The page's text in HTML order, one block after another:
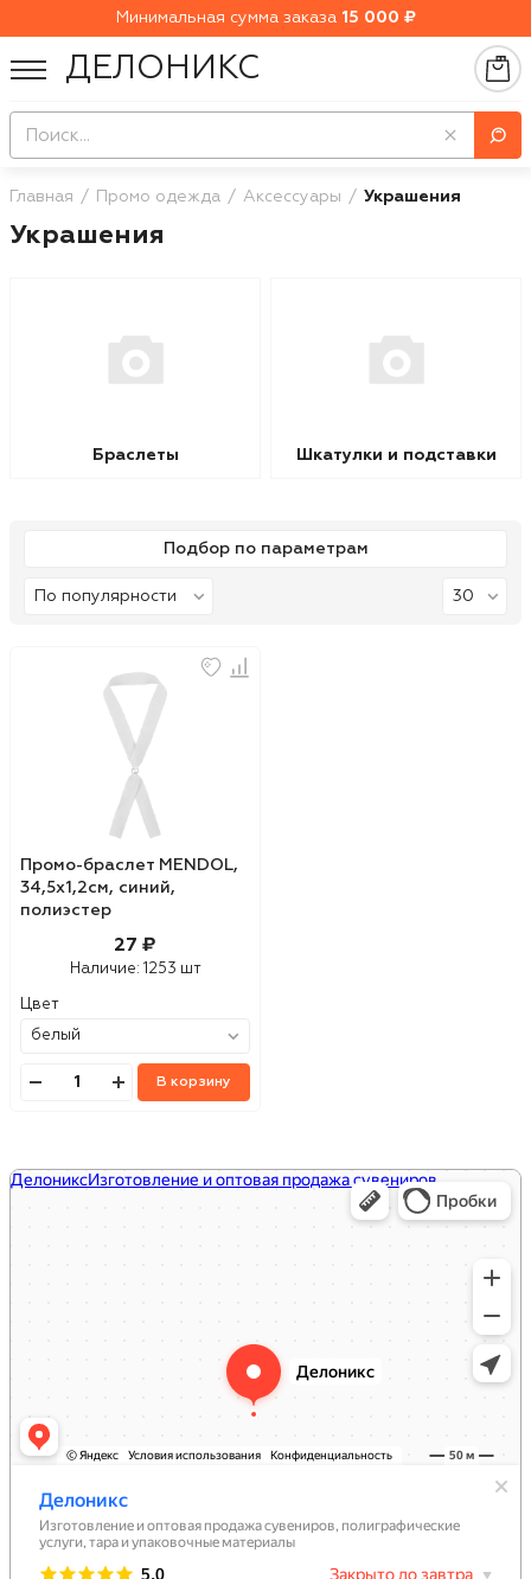
Минимальная сумма заказа 15 000 ₽
ДЕЛОНИКС
Главная Промо одежда Аксессуары Украшения
Украшения
Браслеты Шкатулки и подставки
Подбор по параметрам
Промо-браслет MENDOL,
34,5х1,2см, синий,
полиэстер
27 ₽
Наличие: 1253 шт
Цвет
В корзину